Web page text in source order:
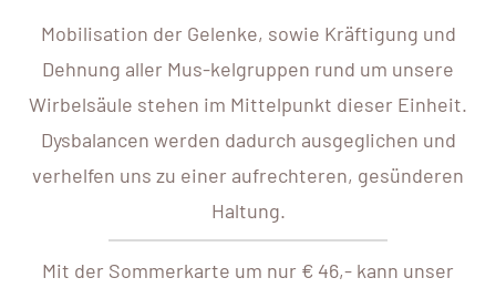
Mobilisation der Gelenke, sowie Kräftigung und
Dehnung aller Mus-kelgruppen rund um unsere
Wirbelsäule stehen im Mittelpunkt dieser Einheit.
Dysbalancen werden dadurch ausgeglichen und
verhelfen uns zu einer aufrechteren, gesünderen
Haltung.
Mit der Sommerkarte um nur € 46,- kann unser